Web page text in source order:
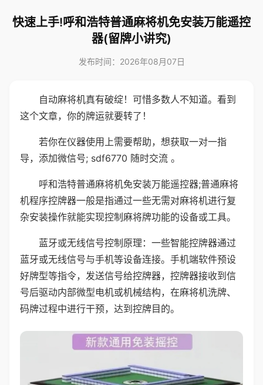
快速上手!呼和浩特普通麻将机免安装万能遥控
器(留牌小讲究)
发布时间：2026年08月07日
自动麻将机真有破绽！可惜多数人不知道。看到
这个文章，你的牌运就要转了！
若你在仪器使用上需要帮助，想获取一对一指
导，添加微信号; sdf6770 随时交流 。
呼和浩特普通麻将机免安装万能遥控器;普通麻将
机程序控牌器一般是指通过一些无需对麻将机进行复
杂安装操作就能实现控制麻将牌功能的设备或工具。
蓝牙或无线信号控制原理：一些智能控牌器通过
蓝牙或无线信号与手机等设备连接。手机端软件预设
好牌型等指令，发送信号给控牌器，控牌器接收到信
号后驱动内部微型电机或机械结构，在麻将机洗牌、
码牌过程中进行干预，达到控牌目的。